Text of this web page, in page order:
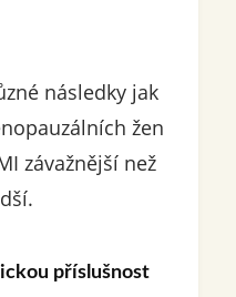
následky jak
žen
závažnější než
příslušnost